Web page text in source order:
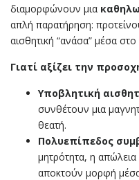
διαμορφώνουν μια
απλή παρατήρηση:
αισθητική “ανάσα” μέσα
Γιατί αξίζει την
Υποβλητική
συνθέτουν μια
θεατή.
Πολυεπίπεδος
μητρότητα, η απώλεια
αποκτούν μορφή